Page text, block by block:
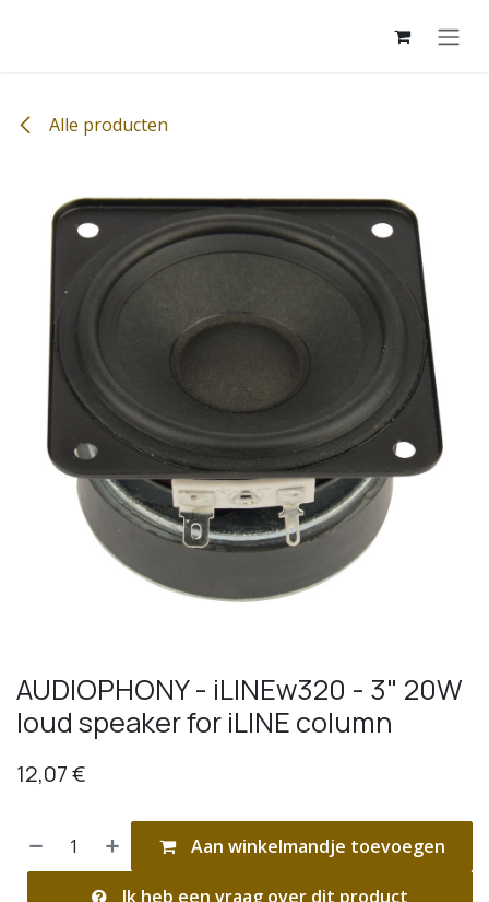
Alle producten
AUDIOPHONY - iLINEw320 - 3" 20W
loud speaker for iLINE column
12,07€
Aan winkelmandje toevoegen
Ik heb een vraag over dit product